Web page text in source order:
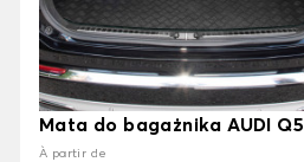
Mata do bagażnika AUDI Q5
À partir de